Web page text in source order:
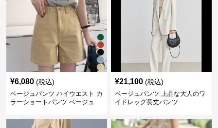
¥6,080 (税込)
ベージュパンツ ハイウエスト カ
ラーショートパンツ ベージュ
¥21,100 (税込)
ベージュパンツ 上品な大人のワ
イドレッグ長丈パンツ